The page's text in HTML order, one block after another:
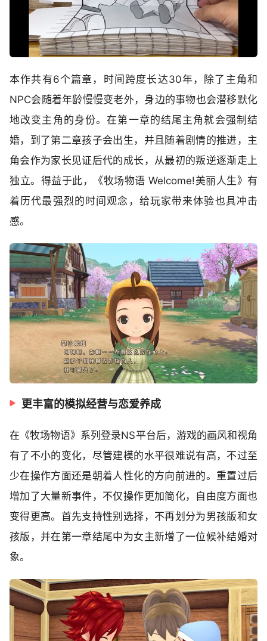
本作共有6个篇章，时间跨度长达30年，除了主角和
NPC会随着年龄慢慢变老外，身边的事物也会潜移默化
地改变主角的身份。在第一章的结尾主角就会强制结
婚，到了第二章孩子会出生，并且随着剧情的推进，主
角会作为家长见证后代的成长，从最初的叛逆逐渐走上
独立。得益于此，《牧场物语 Welcome!美丽人生》有
着历代最强烈的时间观念，给玩家带来体验也具冲击
感。
更丰富的模拟经营与恋爱养成
在《牧场物语》系列登录NS平台后，游戏的画风和视角
有了不小的变化，尽管建模的水平很难说有高，不过至
少在操作方面还是朝着人性化的方向前进的。重置过后
增加了大量新事件，不仅操作更加简化，自由度方面也
变得更高。首先支持性别选择，不再划分为男孩版和女
孩版，并在第一章结尾中为女主新增了一位候补结婚对
象。